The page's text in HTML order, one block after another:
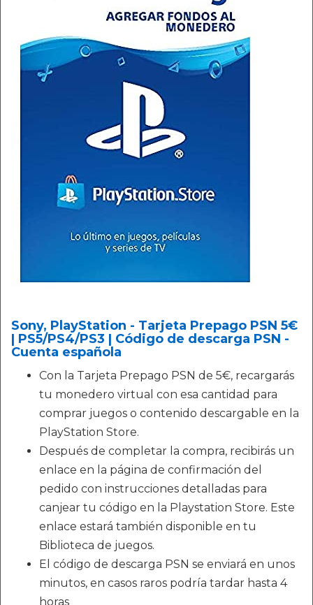
Sony, PlayStation - Tarjeta Prepago PSN 5€
| PS5/PS4/PS3 | Código de descarga PSN -
Cuenta española
Con la Tarjeta Prepago PSN de 5€, recargarás
tu monedero virtual con esa cantidad para
comprar juegos o contenido descargable en la
PlayStation Store.
Después de completar la compra, recibirás un
enlace en la página de confirmación del
pedido con instrucciones detalladas para
canjear tu código en la Playstation Store. Este
enlace estará también disponible en tu
Biblioteca de juegos.
El código de descarga PSN se enviará en unos
minutos, en casos raros podría tardar hasta 4
horas